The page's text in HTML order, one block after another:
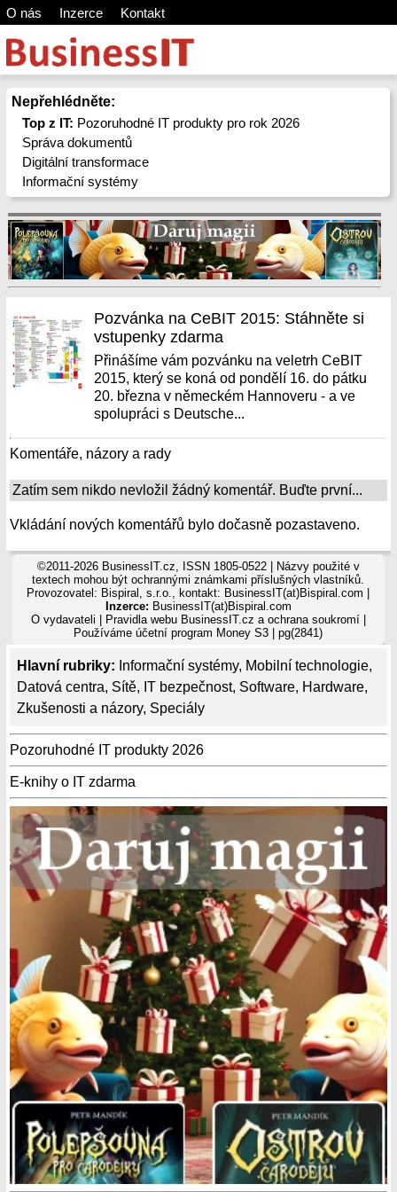
O nás Inzerce Kontakt
Nepřehlédněte:
Top z IT: Pozoruhodné IT produkty pro rok 2026
Správa dokumentů
Digitální transformace
Informační systémy
Hlavní rubriky: Informační systémy, Mobilní technologie,
Datová centra, Sítě, IT bezpečnost, Software, Hardware,
Zkušenosti a názory, Speciály
Pozoruhodné IT produkty 2026
E-knihy o IT zdarma
Pozvánka na CeBIT 2015: Stáhněte si
vstupenky zdarma
Přinášíme vám pozvánku na veletrh CeBIT
2015, který se koná od pondělí 16. do pátku
20. března v německém Hannoveru - a ve
spolupráci s Deutsche...
Komentáře, názory a rady
Zatím sem nikdo nevložil žádný komentář. Buďte první...
Vkládání nových komentářů bylo dočasně pozastaveno.
©2011-2026 BusinessIT.cz, ISSN 1805-0522 | Názvy použité v
textech mohou být ochrannými známkami příslušných vlastníků.
Provozovatel: Bispiral, s.r.o., kontakt: BusinessIT(at)Bispiral.com |
Inzerce: BusinessIT(at)Bispiral.com
O vydavateli
Pravidla webu BusinessIT.cz a ochrana soukromí|
Používámeúčetní program Money S3 | pg(2841)